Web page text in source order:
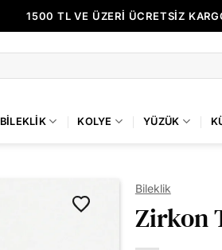
1500 TL VE ÜZERİ ÜCRETSİZ
BILEKLIK KOLYE YÜZÜK
Bileklik
Zirkon